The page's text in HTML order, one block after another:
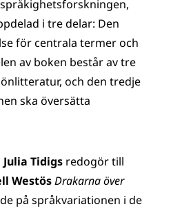
i tre delar: Den
för centrala termer och
av boken består av tre
och den tredje
ska översätta
Julia Tidigs redogör till
WestösDrakarna över
på språkvariationen i de